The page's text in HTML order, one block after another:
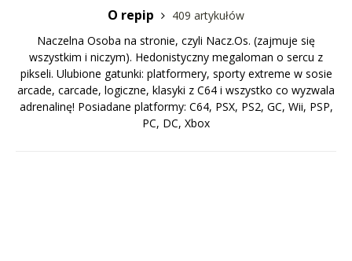
O repip
409 artykułów
Naczelna Osoba na stronie, czyli Nacz.Os. (zajmuje się
wszystkim i niczym). Hedonistyczny megaloman o sercu z
pikseli. Ulubione gatunki: platformery, sporty extreme w sosie
arcade, carcade, logiczne, klasyki z C64 i wszystko co wyzwala
adrenalinę! Posiadane platformy: C64, PSX, PS2, GC, Wii, PSP,
PC, DC, Xbox